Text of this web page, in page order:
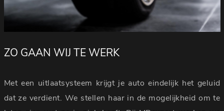
ZO GAAN WIJ TE WERK
Met een uitlaatsysteem krijgt je auto eindelijk het geluid
dat ze verdient. We stellen haar in de mogelijkheid om te